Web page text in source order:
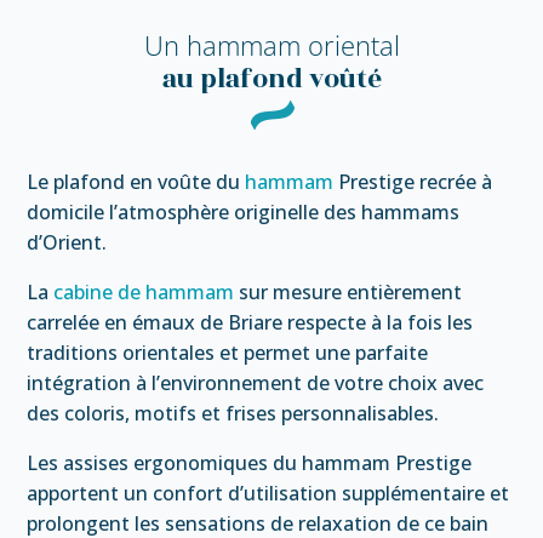
Un hammam oriental
au plafond voûté
Le plafond en voûte du hammam Prestige recrée à
domicile l’atmosphère originelle des hammams
d’Orient.
La cabine de hammam sur mesure entièrement
carrelée en émaux de Briare respecte à la fois les
traditions orientales et permet une parfaite
intégration à l’environnement de votre choix avec
des coloris, motifs et frises personnalisables.
Les assises ergonomiques du hammam Prestige
apportent un confort d’utilisation supplémentaire et
prolongent les sensations de relaxation de ce bain